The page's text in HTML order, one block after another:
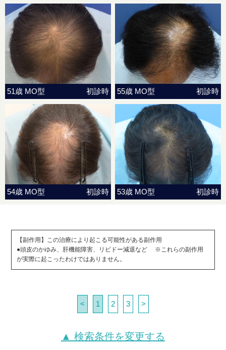
51歳 MO型 初診時 55歳 MO型 初診時
54歳 MO型 初診時 53歳 MO型 初診時
【副作用】この治療により起こる可能性がある副作用
●頭皮のかゆみ、肝機能障害、リビドー減退など ※これらの副作用
が実際に起こったわけではありません。
< 1 2 3 >
▲ 検索条件を変更する